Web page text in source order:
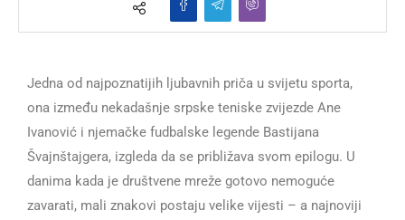
Jedna od najpoznatijih ljubavnih priča u svijetu sporta,
ona između nekadašnje srpske teniske zvijezde Ane
Ivanović i njemačke fudbalske legende Bastijana
Švajnštajgera, izgleda da se približava svom epilogu. U
danima kada je društvene mreže gotovo nemoguće
zavarati, mali znakovi postaju velike vijesti – a najnoviji